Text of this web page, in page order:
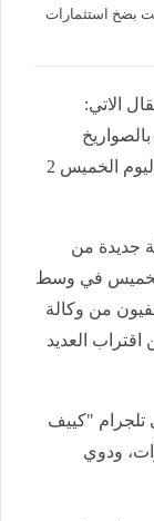
بضخ استثمارات
الاتي:
والمسيرات وزيلينسكي يقطع زيارته لدبلن, اليوم الخميس 2
جديدة من
الخميس في وسط
من وكالة
العديد
تلجرام "كييف
ودوي